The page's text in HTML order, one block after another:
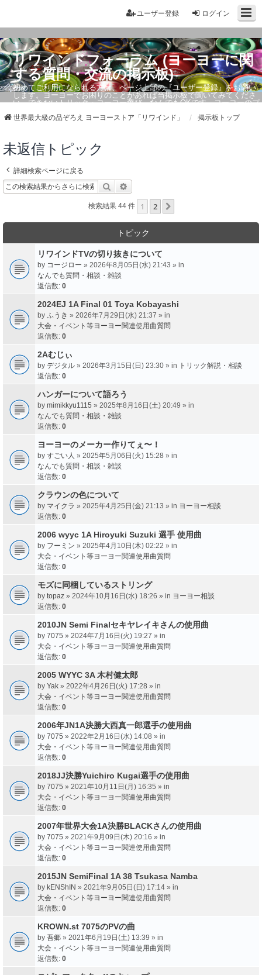
ログイン
ユーザー登録
リワインドフォーラム (ヨーヨーに関
する質問・交流の掲示板)
初めてご利用になられる方は、ページ上部の『ユーザー登録』をお願い
します。ヨーヨーでお困りのことがあれば当掲示板で聞いてみてくださ
い。できないトリック・ヨーヨー選び、なんでもOKです。ヨーヨーのプ
世界最大級の品ぞろえ ヨーヨーストア「リワインド」 掲示板トップ
未返信トピック
詳細検索ページに戻る
検索
検索結果 44 件 1 2
トピック
リワインドTVの切り抜きについて
by コージロー » 2026年8月05日(水) 21:43 » in
なんでも質問・相談・雑談
返信数: 0
2024EJ 1A Final 01 Toya Kobayashi
by ふうき » 2026年7月29日(水) 21:37 » in
大会・イベント等ヨーヨー関連使用曲質問
返信数: 0
2Aむじぃ
by デジタル » 2026年3月15日(日) 23:30 » in トリック解説・相談
返信数: 0
ハンガーについて語ろう
by mimikkyu1115 » 2025年8月16日(土) 20:49 » in
なんでも質問・相談・雑談
返信数: 0
ヨーヨーのメーカー作りてぇ〜！
by すごい人 » 2025年5月06日(火) 15:28 » in
なんでも質問・相談・雑談
返信数: 0
クラウンの色について
by マイクラ » 2025年4月25日(金) 21:13 » in ヨーヨー相談
返信数: 0
2006 wyyc 1A Hiroyuki Suzuki 選手 使用曲
by フーミン » 2025年4月10日(木) 02:22 » in
大会・イベント等ヨーヨー関連使用曲質問
返信数: 0
モズに同梱しているストリング
by topaz » 2024年10月16日(水) 18:26 » in ヨーヨー相談
返信数: 0
2010JN Semi Finalセキヤレイキさんの使用曲
by 7075 » 2024年7月16日(火) 19:27 » in
大会・イベント等ヨーヨー関連使用曲質問
返信数: 0
2005 WYYC 3A 木村健太郎
by Yak » 2022年4月26日(火) 17:28 » in
大会・イベント等ヨーヨー関連使用曲質問
返信数: 0
2006年JN1A決勝大西真一郎選手の使用曲
by 7075 » 2022年2月16日(水) 14:08 » in
大会・イベント等ヨーヨー関連使用曲質問
返信数: 0
2018JJ決勝Yuichiro Kugai選手の使用曲
by 7075 » 2021年10月11日(月) 16:35 » in
大会・イベント等ヨーヨー関連使用曲質問
返信数: 0
2007年世界大会1A決勝BLACKさんの使用曲
by 7075 » 2021年9月09日(木) 20:16 » in
大会・イベント等ヨーヨー関連使用曲質問
返信数: 0
2015JN SemiFinal 1A 38 Tsukasa Namba
by kENShIN » 2021年9月05日(日) 17:14 » in
大会・イベント等ヨーヨー関連使用曲質問
返信数: 0
KROWN.st 7075のPVの曲
by 吾郷 » 2021年6月19日(土) 13:39 » in
大会・イベント等ヨーヨー関連使用曲質問
返信数: 0